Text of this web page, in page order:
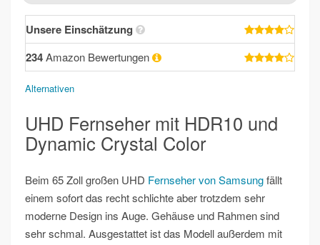
Unsere Einschätzung
234Amazon Bewertungen
Alternativen
UHD Fernseher mit HDR10 und
Dynamic Crystal Color
Beim 65 Zoll großen UHD Fernseher von Samsungfällt
einem sofort das recht schlichte aber trotzdem sehr
moderne Design ins Auge. Gehäuse und Rahmen sind
sehr schmal. Ausgestattet ist das Modell außerdem mit